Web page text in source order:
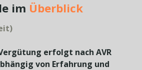
im Überblick
erfolgt nach AVR
von Erfahrung und